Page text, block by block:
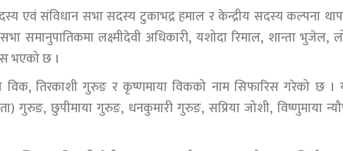
एवं संविधान सभा सदस्य टुकाभद्र हमाल र केन्द्रीय सदस्य कल्पना
समानुपातिकमा लक्ष्मीदेवी अधिकारी, यशोदा रिमाल, शान्ता भुजेल,
भएको छ ।
विक, तिरकाशी गुरुङ र कृष्णमाया विकको नाम सिफारिस गरेको छ ।
गुरुङ, छुपीमाया गुरुङ, धनकुमारी गुरुङ, सप्रिया जोशी, विष्णुमाया